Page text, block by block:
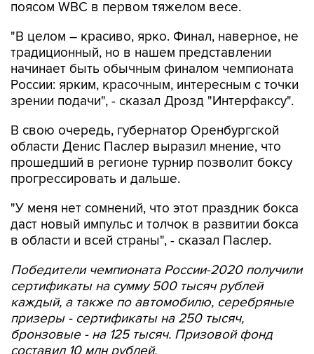
поясом WBC в первом тяжелом весе.
"В целом – красиво, ярко. Финал, наверное, не
традиционный, но в нашем представлении
начинает быть обычным финалом чемпионата
России: ярким, красочным, интересным с точки
зрении подачи", - сказал Дрозд "Интерфаксу".
В свою очередь, губернатор Оренбургской
области Денис Паслер выразил мнение, что
прошедший в регионе турнир позволит боксу
прогрессировать и дальше.
"У меня нет сомнений, что этот праздник бокса
даст новый импульс и толчок в развитии бокса
в области и всей страны", - сказал Паслер.
Победители чемпионата России-2020 получили
сертификаты на сумму 500 тысяч рублей
каждый, а также по автомобилю, серебряные
призеры - сертификаты на 250 тысяч,
бронзовые - на 125 тысяч. Призовой фонд